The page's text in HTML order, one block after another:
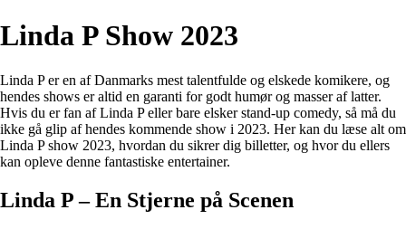
Linda P Show 2023
Linda P er en af Danmarks mest talentfulde og elskede komikere, og
hendes shows er altid en garanti for godt humør og masser af latter.
Hvis du er fan af Linda P eller bare elsker stand-up comedy, så må du
ikke gå glip af hendes kommende show i 2023. Her kan du læse alt om
Linda P show 2023, hvordan du sikrer dig billetter, og hvor du ellers
kan opleve denne fantastiske entertainer.
Linda P – En Stjerne på Scenen